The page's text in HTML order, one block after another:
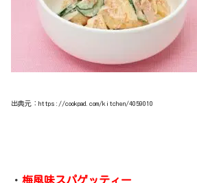
出典元：https://cookpad.com/kitchen/4059010
・ 梅風味スパゲッティー